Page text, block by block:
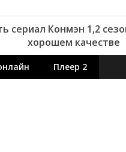
сериал Конмэн 1,2
хорошем качестве
Плеер 2